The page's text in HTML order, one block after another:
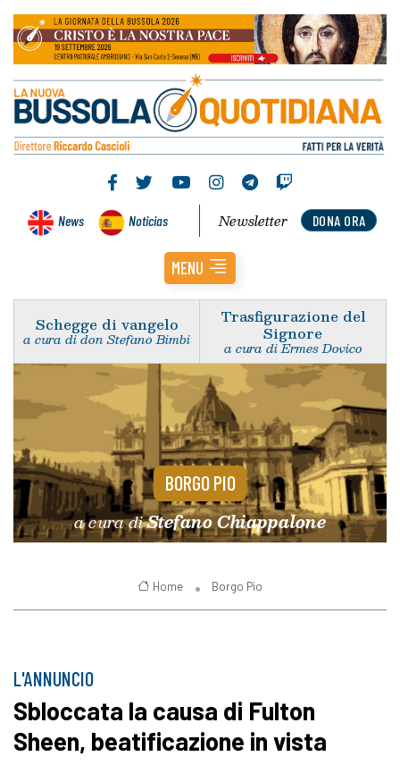
News Noticias DONA ORA
Newsletter
MENU
Schegge di vangelo
a cura di don Stefano Bimbi
Trasfigurazione del
Signore
a cura di Ermes Dovico
BORGO PIO
a cura diStefano Chiappalone
Home Borgo Pio
L'ANNUNCIO
Sbloccata la causa di Fulton
Sheen, beatificazione in vista